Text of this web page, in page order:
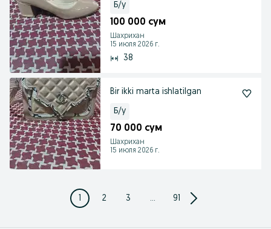
Б/у
100 000 сум
Шахрихан
15 июля 2026 г.
38
Bir ikki marta ishlatilgan
Б/у
70 000 сум
Шахрихан
15 июля 2026 г.
1 2 3 ... 91